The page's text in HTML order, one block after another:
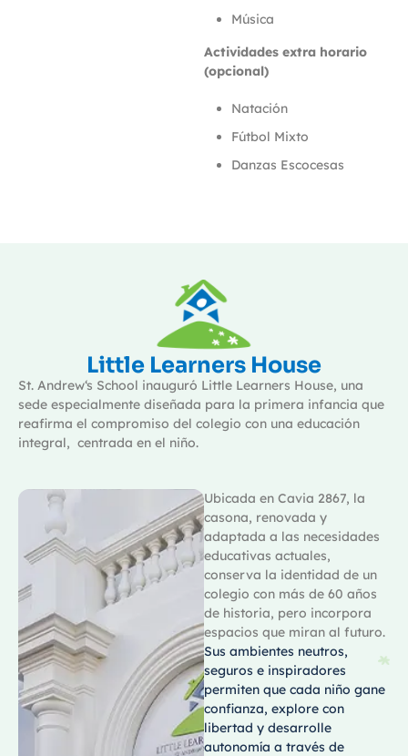
Música
Actividades extra horario
(opcional)
Natación
Fútbol Mixto
Danzas Escocesas
Little Learners House
St. Andrew‘s School inauguró Little Learners House, una
sede especialmente diseñada para la primera infancia que
reafirma el compromiso del colegio con una educación
integral, centrada en el niño.
Ubicada en Cavia 2867, la
casona, renovada y
adaptada a las necesidades
educativas actuales,
conserva la identidad de un
colegio con más de 60 años
de historia, pero incorpora
espacios que miran al futuro.
Sus ambientes neutros,
seguros e inspiradores
permiten que cada niño gane
confianza, explore con
libertad y desarrolle
autonomía a través de